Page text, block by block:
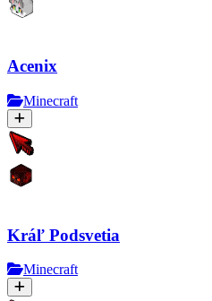
Acenix
Minecraft
Kráľ Podsvetia
Minecraft